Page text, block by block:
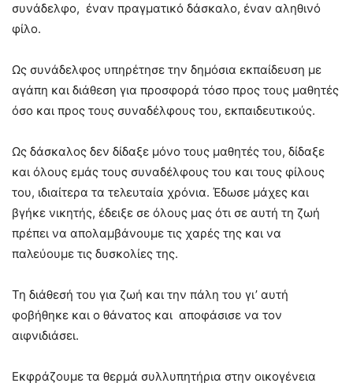
συνάδελφο, έναν πραγματικό δάσκαλο, έναν αληθινό
φίλο.
Ως συνάδελφος υπηρέτησε την δημόσια εκπαίδευση με
αγάπη και διάθεση για προσφορά τόσο προς τους μαθητές
όσο και προς τους συναδέλφους του, εκπαιδευτικούς.
Ως δάσκαλος δεν δίδαξε μόνο τους μαθητές του, δίδαξε
και όλους εμάς τους συναδέλφους του και τους φίλους
του, ιδιαίτερα τα τελευταία χρόνια. Έδωσε μάχες και
βγήκε νικητής, έδειξε σε όλους μας ότι σε αυτή τη ζωή
πρέπει να απολαμβάνουμε τις χαρές της και να
παλεύουμε τις δυσκολίες της.
Τη διάθεσή του για ζωή και την πάλη του γι’ αυτή
φοβήθηκε και ο θάνατος και αποφάσισε να τον
αιφνιδιάσει.
Εκφράζουμε τα θερμά συλλυπητήρια στην οικογένεια